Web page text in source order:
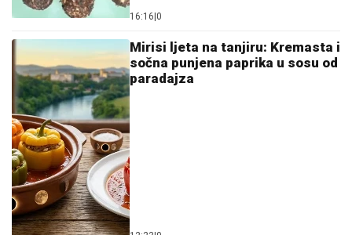
16:16 0
Mirisi ljeta na tanjiru: Kremasta i
sočna punjena paprika u sosu od
paradajza